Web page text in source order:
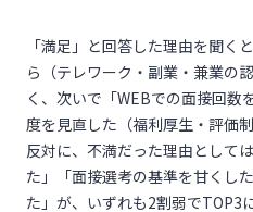
「満足」と回答した理由を聞く
ら（テレワーク・副業・兼業の
く、次いで「WEBでの面接回数
度を見直した（福利厚生・評価
反対に、不満だった理由として
た」「面接選考の基準を甘くし
た」が、いずれも2割弱でTOP3